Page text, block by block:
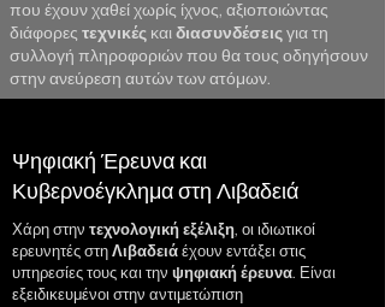
που έχουν χαθεί χωρίς ίχνος, αξιοποιώντας
διάφορες τεχνικές καιδιασυνδέσεις για τη
συλλογή πληροφοριών που θα τους οδηγήσουν
στην ανεύρεση αυτών των ατόμων.
Ψηφιακή Έρευνα και
Κυβερνοέγκλημα στη Λιβαδειά
Χάρη στην τεχνολογική εξέλιξη, οι ιδιωτικοί
ερευνητές στη Λιβαδειά έχουν εντάξει στις
υπηρεσίες τους και την ψηφιακή έρευνα. Είναι
εξειδικευμένοι στην αντιμετώπιση